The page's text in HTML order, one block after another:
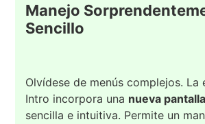
Manejo
Sencillo
Olvídese de menús complejos. La
Intro incorpora una nueva
sencilla e intuitiva. Permite un